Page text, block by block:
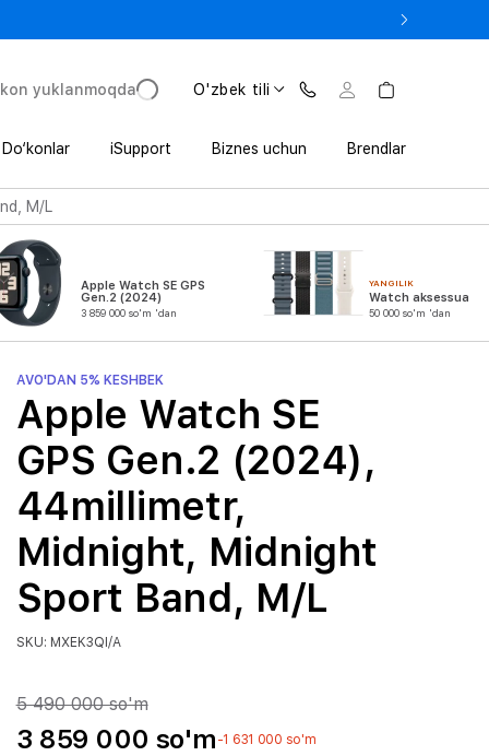
yuklanmoqda O'zbek tili
Do‘konlar iSupport Biznes uchun Brendlar
M/L
Apple Watch SE GPS
Gen.2 (2024)
3 859 000 so'm 'dan
YANGILIK
Watch
50 000 so'm 'dan
AVO'DAN 5% KESHBEK
Apple Watch SE
GPS Gen.2 (2024),
44millimetr,
Midnight, Midnight
Sport Band, M/L
SKU: MXEK3QI/A
5 490 000 so'm
3 859 000 so'm -1 631 000 so'm